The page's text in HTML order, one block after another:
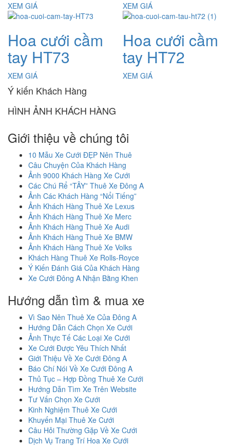
XEM GIÁ XEM GIÁ
Hoa cưới cầm
tay HT73
XEM GIÁ
Hoa cưới cầm
tay HT72
XEM GIÁ
Ý kiến Khách Hàng
HÌNH ẢNH KHÁCH HÀNG
Giới thiệu về chúng tôi
10 Mẫu Xe Cưới ĐẸP Nên Thuê
Câu Chuyện Của Khách Hàng
Ảnh 9000 Khách Hàng Xe Cưới
Các Chú Rể “TÂY” Thuê Xe Đông A
Ảnh Các Khách Hàng “Nổi Tiếng”
Ảnh Khách Hàng Thuê Xe Lexus
Ảnh Khách Hàng Thuê Xe Merc
Ảnh Khách Hàng Thuê Xe Audi
Ảnh Khách Hàng Thuê Xe BMW
Ảnh Khách Hàng Thuê Xe Volks
Khách Hàng Thuê Xe Rolls-Royce
Ý Kiến Đánh Giá Của Khách Hàng
Xe Cưới Đông A Nhận Bằng Khen
Hướng dẫn tìm & mua xe
Vì Sao Nên Thuê Xe Của Đông A
Hướng Dẫn Cách Chọn Xe Cưới
Ảnh Thực Tế Các Loại Xe Cưới
Xe Cưới Được Yêu Thích Nhất
Giới Thiệu Về Xe Cưới Đông A
Báo Chí Nói Về Xe Cưới Đông A
Thủ Tục – Hợp Đồng Thuê Xe Cưới
Hướng Dẫn Tìm Xe Trên Website
Tư Vấn Chọn Xe Cưới
Kinh Nghiệm Thuê Xe Cưới
Khuyến Mại Thuê Xe Cưới
Câu Hỏi Thường Gặp Về Xe Cưới
Dịch Vụ Trang Trí Hoa Xe Cưới